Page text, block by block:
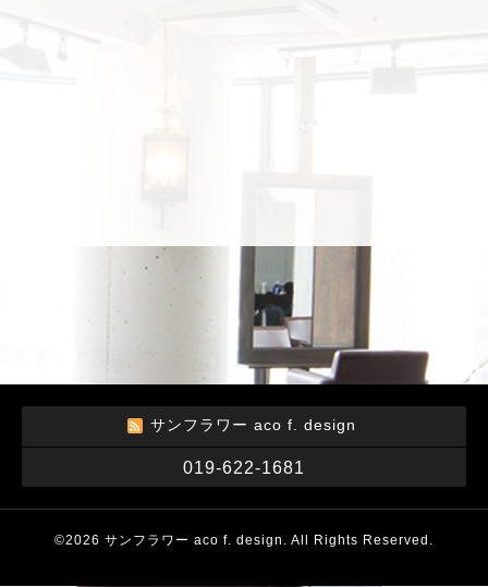
サンフラワー aco f. design
019-622-1681
©2026 サンフラワー aco f. design . All Rights Reserved.